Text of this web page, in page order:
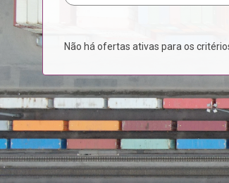
Não há ofertas ativas para os